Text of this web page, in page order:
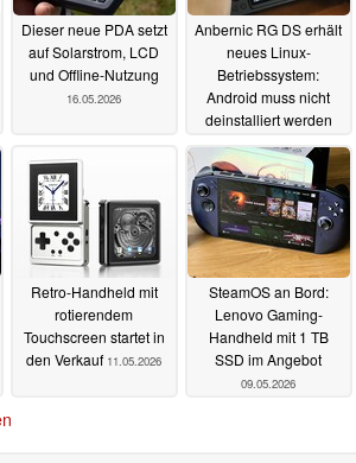
Dieser neue PDA setzt
auf Solarstrom, LCD
und Offline-Nutzung
16.05.2026
Anbernic RG DS erhält
neues Linux-
Betriebssystem:
Android muss nicht
deinstalliert werden
16.05.2026
Retro-Handheld mit
rotierendem
Touchscreen startet in
den Verkauf 11.05.2026
SteamOS an Bord:
Lenovo Gaming-
Handheld mit 1 TB
SSD im Angebot
09.05.2026